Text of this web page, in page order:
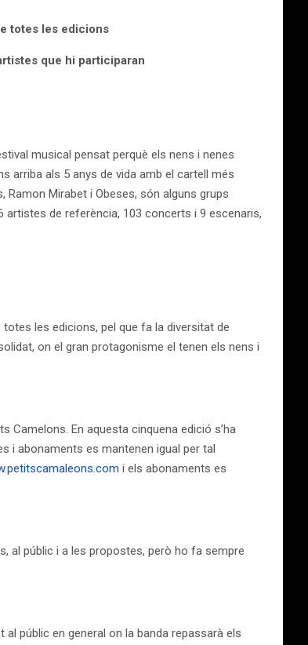
totes les edicions
que hi participaran
musical pensat perquè els nens i nenes
arriba als 5 anys de vida amb el cartell més
Ramon Mirabet i Obeses, són alguns grups
artistes de referència, 103 concerts i 9 escenaris,
les edicions, pel que fa la diversitat de
on el gran protagonisme el tenen els nens i
Camelons. En aquesta cinquena edició s’ha
i abonaments es mantenen igual per tal
i els abonaments es
al públic i a les propostes, però ho fa sempre
públic en general on la banda repassarà els